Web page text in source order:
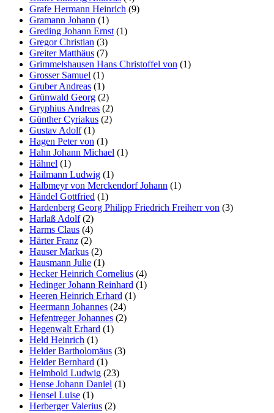
Grafe Hermann Heinrich (9)
Gramann Johann (1)
Greding Johann Ernst (1)
Gregor Christian (3)
Greiter Matthäus (7)
Grimmelshausen Hans Christoffel von (1)
Grosser Samuel (1)
Gruber Andreas (1)
Grünwald Georg (2)
Gryphius Andreas (2)
Günther Cyriakus (2)
Gustav Adolf(1)
Hagen Peter von (1)
Hahn Johann Michael (1)
Hähnel (1)
Hailmann Ludwig (1)
Halbmeyr von Merckendorf Johann (1)
Händel Gottfried (1)
Hardenberg Georg Philipp Friedrich Freiherr von (3)
Harlaß Adolf(2)
Harms Claus (4)
Härter Franz (2)
Hauser Markus (2)
Hausmann Julie (1)
Hecker Heinrich Cornelius (4)
Hedinger Johann Reinhard (1)
Heeren Heinrich Erhard (1)
Heermann Johannes (24)
Hefentreger Johannes (2)
Hegenwalt Erhard (1)
Held Heinrich (1)
Helder Bartholomäus (3)
Helder Bernhard (1)
Helmbold Ludwig (23)
Hense Johann Daniel (1)
Hensel Luise (1)
Herberger Valerius (2)